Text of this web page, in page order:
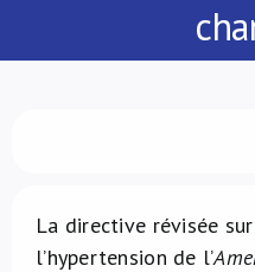
La directive révisée
l’hypertension de l’